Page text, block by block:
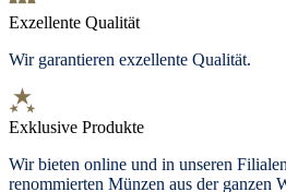
Exzellente Qualität
Wir garantieren exzellente Qualität.
Exklusive Produkte
Wir bieten online und in unseren Filialen
renommierten Münzen aus der ganzen